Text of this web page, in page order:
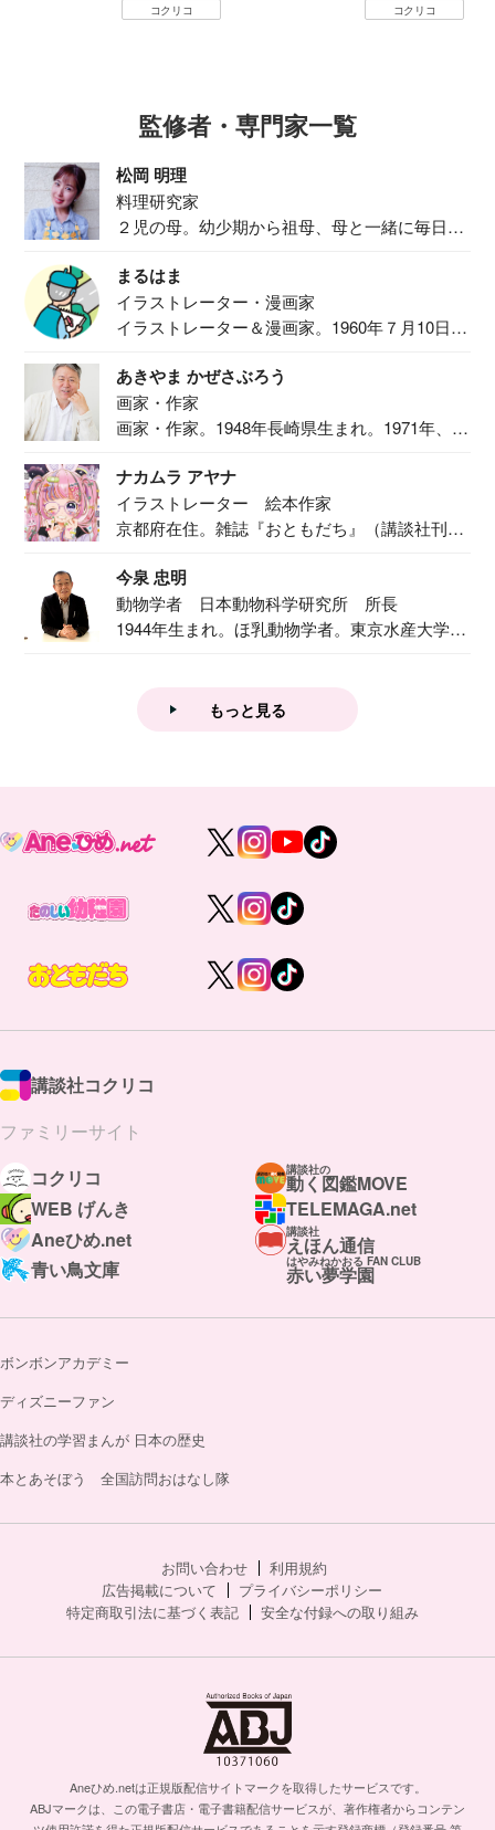
コクリコ コクリコ
監修者・専門家一覧
松岡 明理
料理研究家
２児の母。幼少期から祖母、母と一緒に毎日の
まるはま
イラストレーター・漫画家
イラストレーター＆漫画家。1960年７月10日生
あきやま かぜさぶろう
画家・作家
画家・作家。1948年長崎県生まれ。1971年、
ナカムラ アヤナ
イラストレーター 絵本作家
京都府在住。雑誌『おともだち』（講談社刊）
今泉 忠明
動物学者 日本動物科学研究所 所長
1944年生まれ。ほ乳動物学者。東京水産大学卒
もっと見る
講談社コクリコ
ファミリーサイト
コクリコ
講談社の
動く図鑑MOVE
WEB げんき
TELEMAGA.net
Aneひめ.net
講談社
えほん通信
青い鳥文庫
はやみねかおる FAN CLUB
赤い夢学園
ボンボンアカデミー
ディズニーファン
講談社の学習まんが 日本の歴史
本とあそぼう 全国訪問おはなし隊
お問い合わせ
利用規約
広告掲載について
プライバシーポリシー
特定商取引法に基づく表記
安全な付録への取り組み
Aneひめ.netは正規版配信サイトマークを取得したサービスです。
ABJマークは、この電子書店・電子書籍配信サービスが、著作権者からコンテン